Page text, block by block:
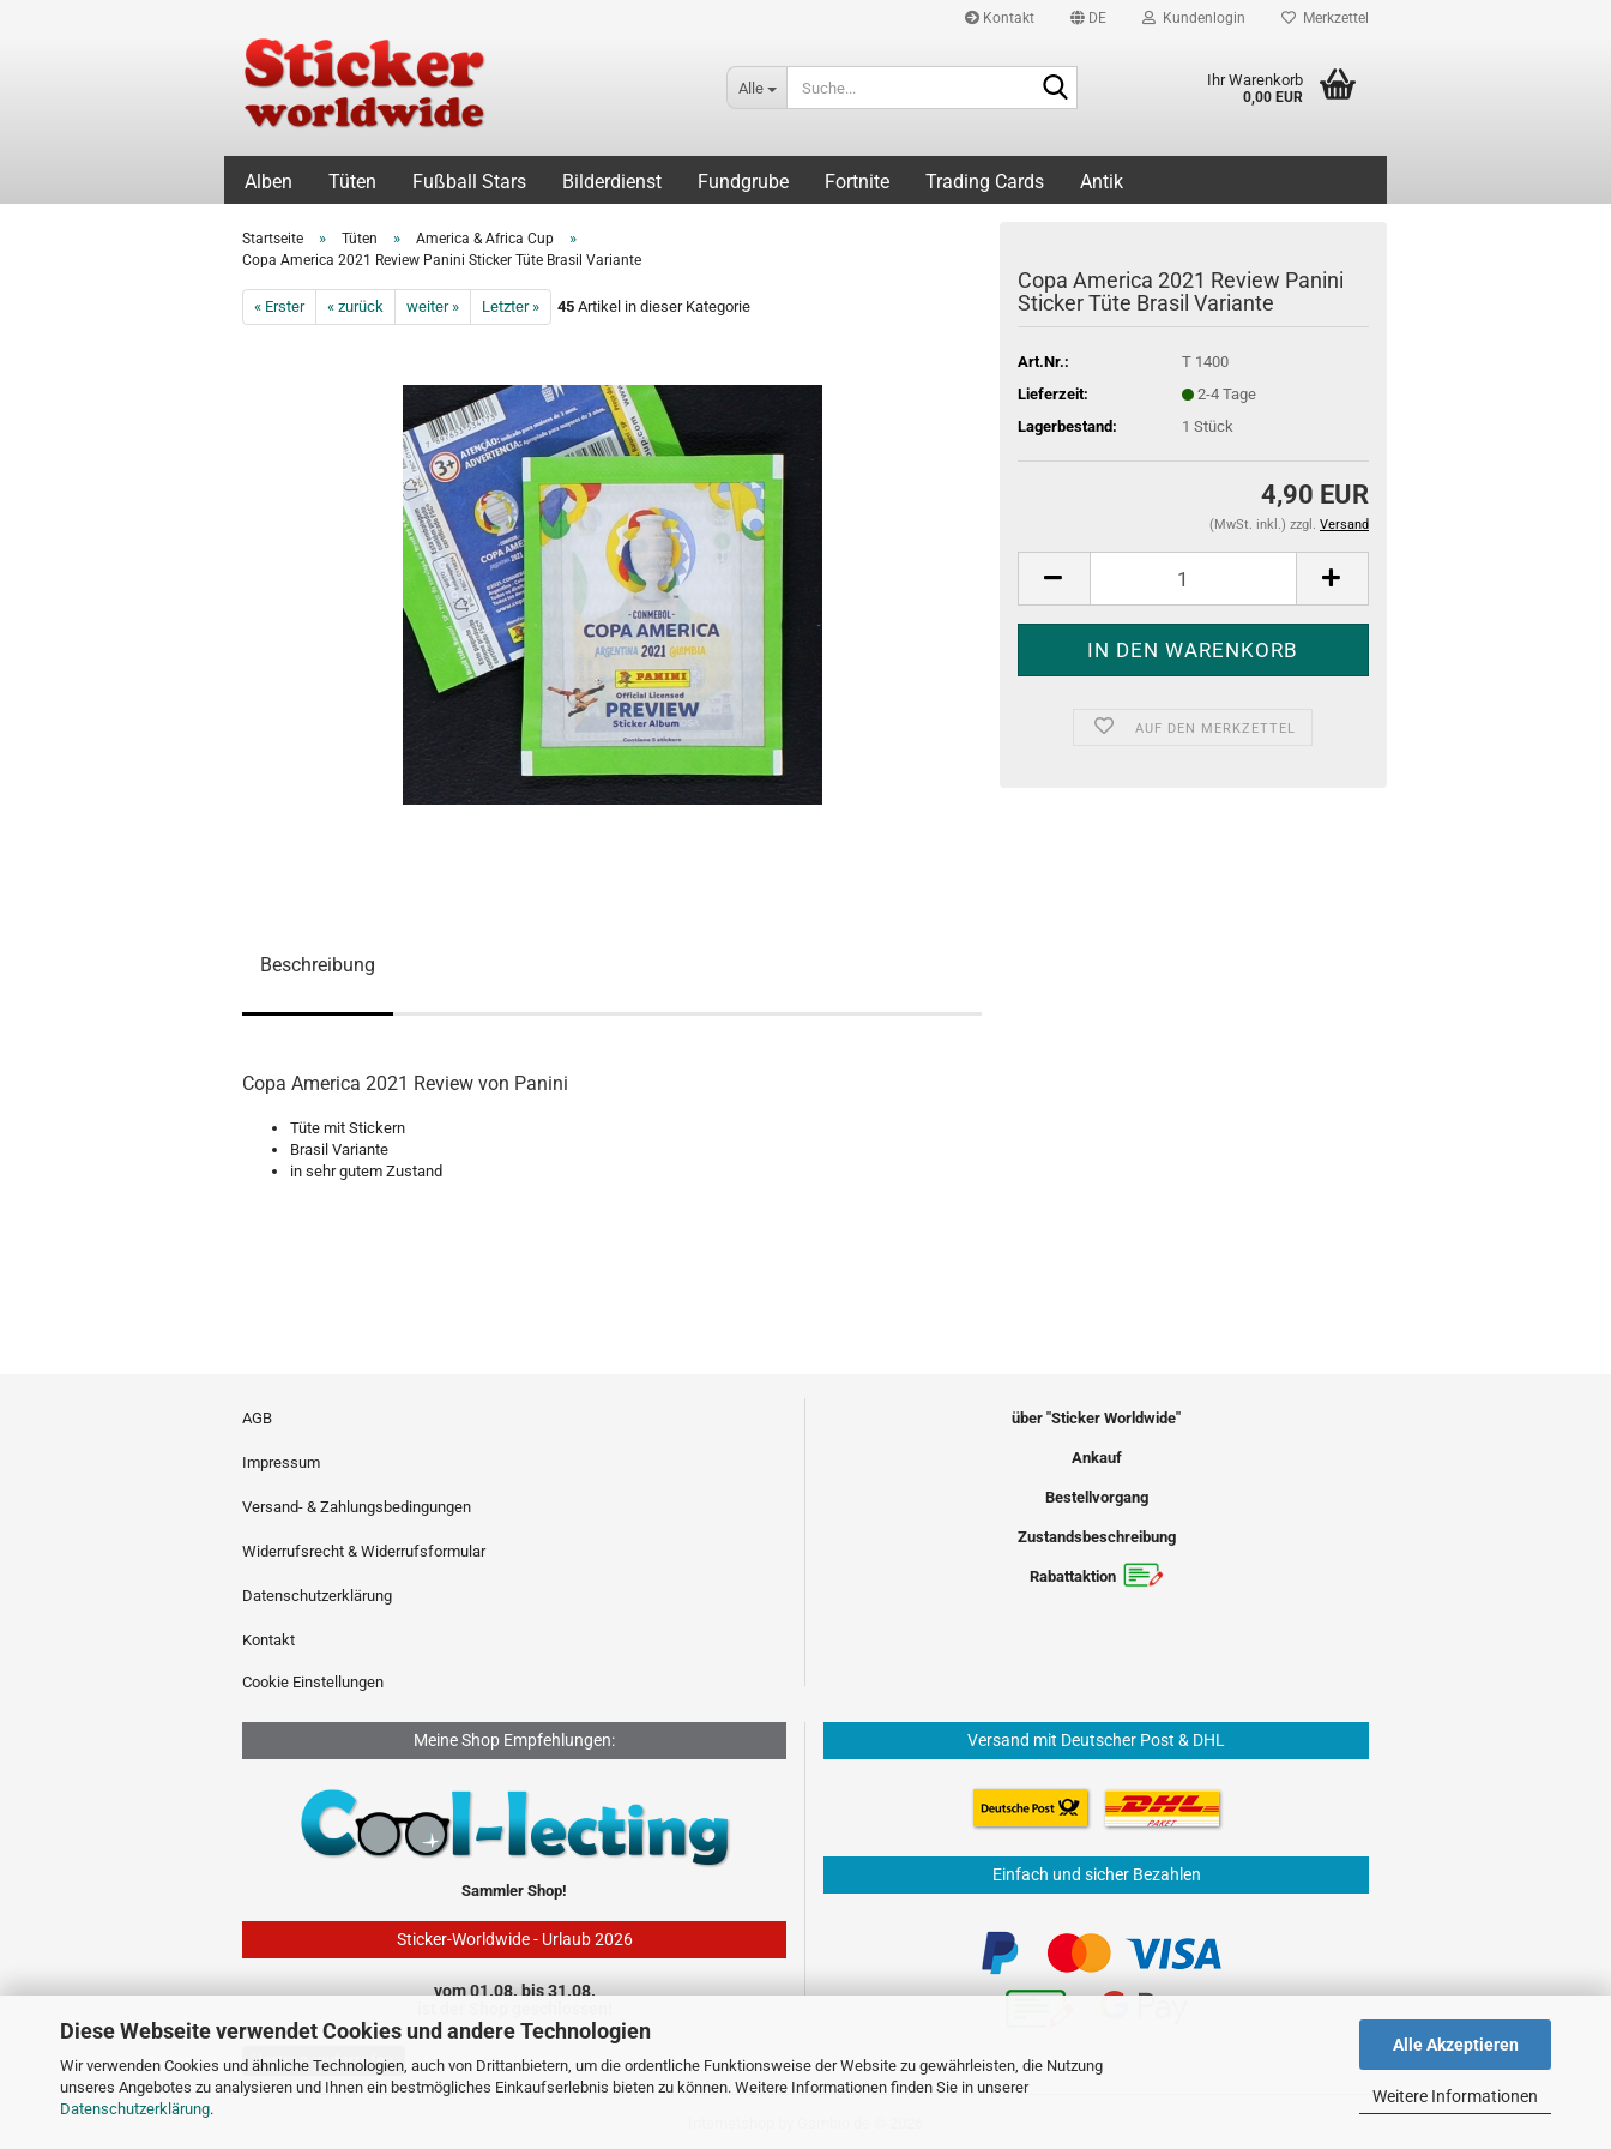
Diese Webseite verwendet Cookies und andere Technologien
Wir verwenden Cookies und ähnliche Technologien, auch von Drittanbietern, um die ordentliche Funktionsweise der Website zu gewährleisten, die Nutzung
unseres Angebotes zu analysieren und Ihnen ein bestmögliches Einkaufserlebnis bieten zu können. Weitere Informationen finden Sie in unserer
Datenschutzerklärung.
Alle Akzeptieren
Weitere Informationen
Kontakt DE Kundenlogin Merkzettel
Alle Ihr Warenkorb
0,00 EUR
Alben Tüten Fußball Stars Bilderdienst Fundgrube Fortnite Trading Cards Antik
Startseite » Tüten » America & Africa Cup »
Copa America 2021 Review Panini Sticker Tüte Brasil Variante
« Erster « zurück weiter » Letzter » 45 Artikel in dieser Kategorie
Copa America 2021 Review Panini
Sticker Tüte Brasil Variante
Art.Nr.:
T 1400
Lieferzeit:
2-4 Tage
Lagerbestand:
1 Stück
4,90 EUR
(MwSt. inkl.) zzgl. Versand
AUF DEN MERKZETTEL
Beschreibung
Copa America 2021 Review von Panini
Tüte mit Stickern
Brasil Variante
in sehr gutem Zustand
AGB
Impressum
Versand- & Zahlungsbedingungen
Widerrufsrecht & Widerrufsformular
Datenschutzerklärung
Kontakt
Cookie Einstellungen
über "Sticker Worldwide"
Ankauf
Bestellvorgang
Zustandsbeschreibung
Rabattaktion
Meine Shop Empfehlungen:
Sammler Shop!
Sticker-Worldwide - Urlaub 2026
vom 01.08. bis 31.08.
Versand mit Deutscher Post & DHL
Einfach und sicher Bezahlen
Vertrag widerrufen